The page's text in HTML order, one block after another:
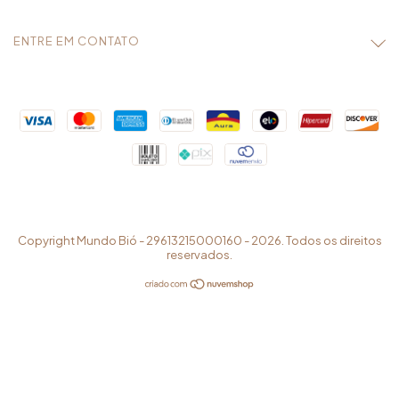
ENTRE EM CONTATO
Copyright Mundo Bió - 29613215000160 - 2026. Todos os direitos
reservados.